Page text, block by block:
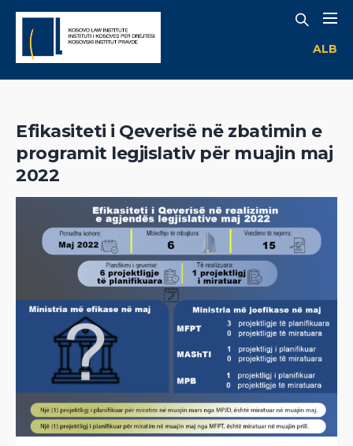
ALB
Efikasiteti i Qeverisë në zbatimin e
programit legjislativ për muajin maj
2022